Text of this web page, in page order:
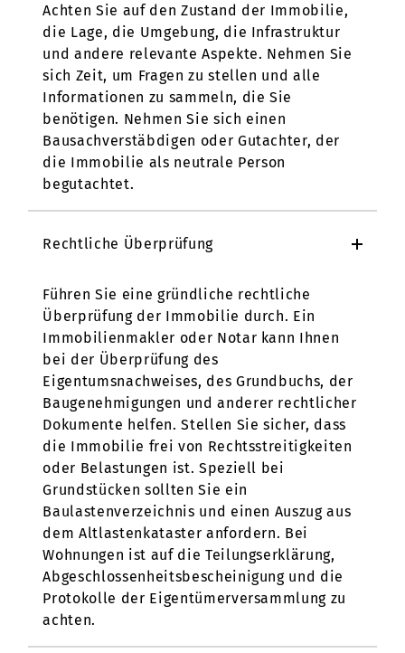
Achten Sie auf den Zustand der Immobilie,
die Lage, die Umgebung, die Infrastruktur
und andere relevante Aspekte. Nehmen Sie
sich Zeit, um Fragen zu stellen und alle
Informationen zu sammeln, die Sie
benötigen. Nehmen Sie sich einen
Bausachverstäbdigen oder Gutachter, der
die Immobilie als neutrale Person
begutachtet.
Rechtliche Überprüfung
Führen Sie eine gründliche rechtliche
Überprüfung der Immobilie durch. Ein
Immobilienmakler oder Notar kann Ihnen
bei der Überprüfung des
Eigentumsnachweises, des Grundbuchs, der
Baugenehmigungen und anderer rechtlicher
Dokumente helfen. Stellen Sie sicher, dass
die Immobilie frei von Rechtsstreitigkeiten
oder Belastungen ist. Speziell bei
Grundstücken sollten Sie ein
Baulastenverzeichnis und einen Auszug aus
dem Altlastenkataster anfordern. Bei
Wohnungen ist auf die Teilungserklärung,
Abgeschlossenheitsbescheinigung und die
Protokolle der Eigentümerversammlung zu
achten.